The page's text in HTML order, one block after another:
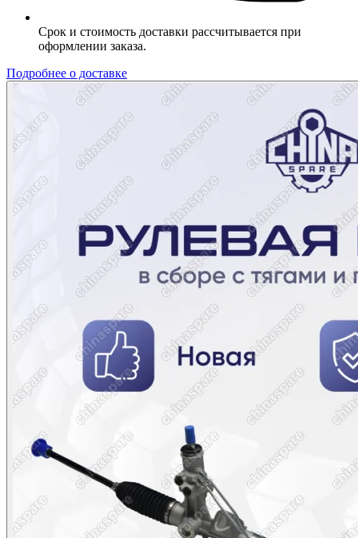
Срок и стоимость доставки рассчитывается при
оформлении заказа.
Подробнее о доставке